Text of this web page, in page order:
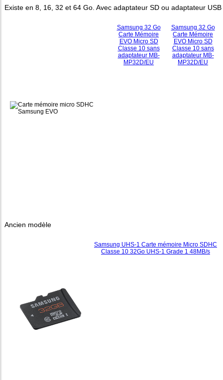
Existe en 8, 16, 32 et 64 Go. Avec adaptateur SD ou adaptateur USB
Samsung 32 Go
Carte Mémoire
EVO Micro SD
Classe 10 sans
adaptateur MB-
MP32D/EU
Samsung 32 Go
Carte Mémoire
EVO Micro SD
Classe 10 sans
adaptateur MB-
MP32D/EU
Ancien modèle
Samsung UHS-1 Carte mémoire Micro SDHC
Classe 10 32Go UHS-1 Grade 1 48MB/s